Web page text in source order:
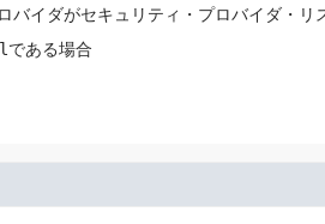
バイダがセキュリティ・プロバイダ・リ
である場合